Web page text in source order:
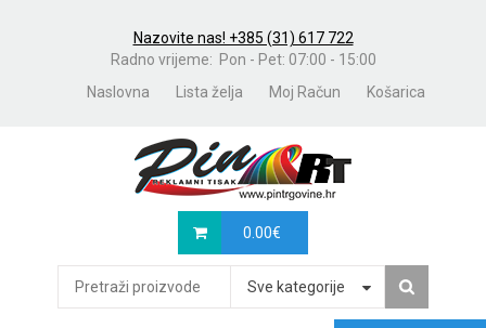
Nazovite nas! +385 (31) 617 722
Radno vrijeme: Pon - Pet: 07:00 - 15:00
Naslovna
Lista želja Moj Račun Košarica
0.00€
Sve kategorije